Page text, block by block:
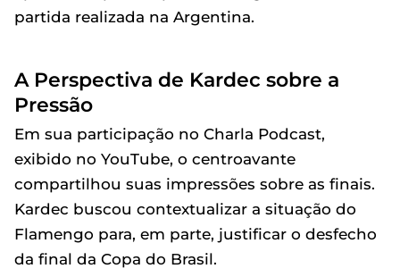
partida realizada na Argentina.
A Perspectiva de Kardec sobre a
Pressão
Em sua participação no Charla Podcast,
exibido no YouTube, o centroavante
compartilhou suas impressões sobre as finais.
Kardec buscou contextualizar a situação do
Flamengo para, em parte, justificar o desfecho
da final da Copa do Brasil.